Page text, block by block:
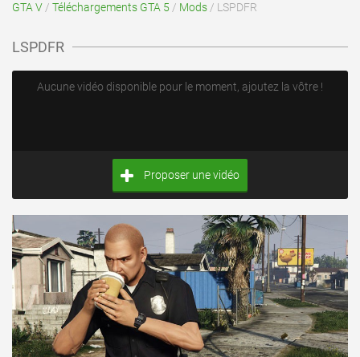
GTA V / Téléchargements GTA 5 / Mods / LSPDFR
LSPDFR
Aucune vidéo disponible pour le moment, ajoutez la vôtre !
Proposer une vidéo